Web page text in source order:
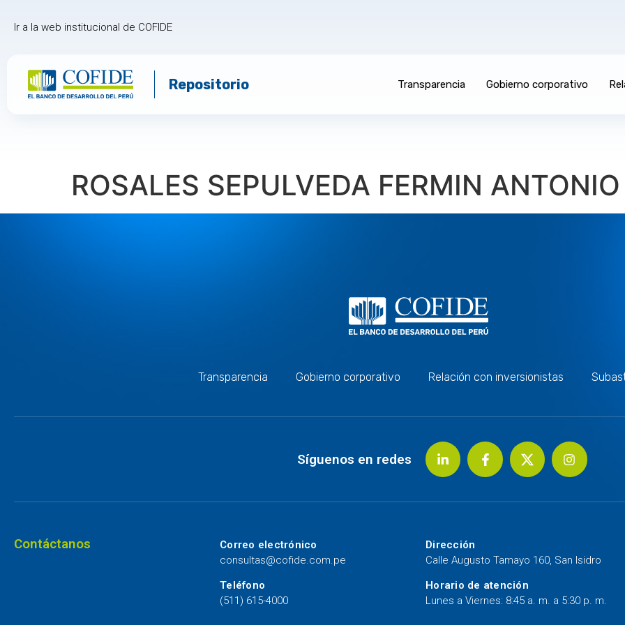
Ir a la web institucional de COFIDE
Repositorio Transparencia Gobierno corporativo
ROSALES SEPULVEDA FERMIN
Transparencia Gobierno corporativo Relación con inversionistas
Síguenos en redes
Contáctanos
Correo electrónico
consultas@cofide.com.pe
Teléfono
(511) 615-4000
Dirección
Calle Augusto Tamayo 160, San Isidro
Horario de atención
Lunes a Viernes: 8:45 a. m. a 5:30 p. m.